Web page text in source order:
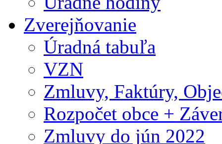
Zverejňovanie
Úradná tabuľa
VZN
Zmluvy, Faktúry,
Rozpočet obce +
Zmluvy do jún 2022